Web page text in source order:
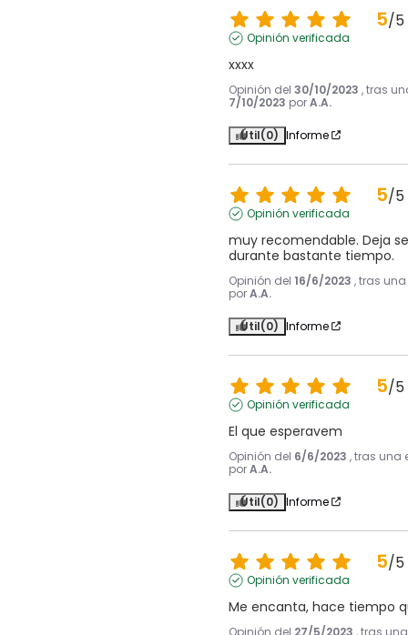
5/5
Opinión verificada
xxxx
Opinión del 30/10/2023 , tras
7/10/2023 porA.A.
Útil(0) Informe
5/5
Opinión verificada
muy recomendable. Deja
durante bastante tiempo.
Opinión del 16/6/2023 , tras
porA.A.
Útil(0) Informe
5/5
Opinión verificada
El que esperavem
Opinión del 6/6/2023 , tras una
porA.A.
Útil(0) Informe
5/5
Opinión verificada
Me encanta, hace tiempo
Opinión del 27/5/2023 , tras